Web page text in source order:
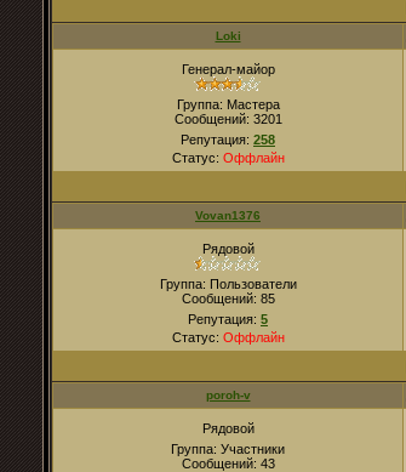
Loki
Генерал-майор
Группа: Мастера
Сообщений: 3201
Репутация: 258
Статус: Оффлайн
Vovan1376
Рядовой
Группа: Пользователи
Сообщений: 85
Репутация: 5
Статус: Оффлайн
poroh-v
Рядовой
Группа: Участники
Сообщений: 43